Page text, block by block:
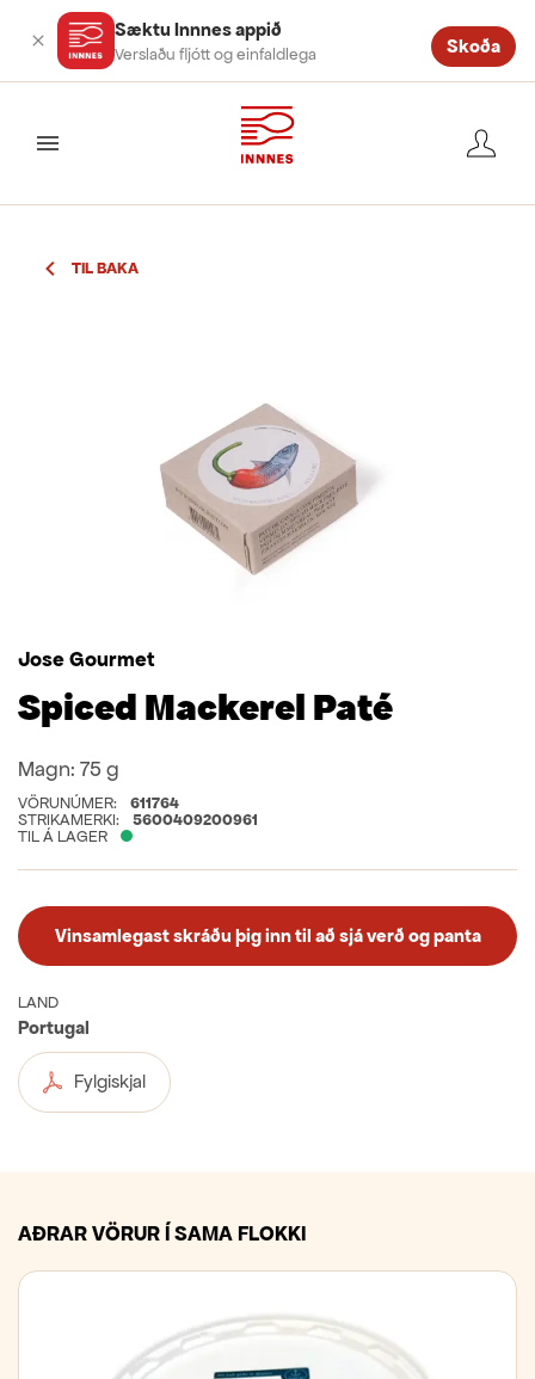
Sæktu Innnes appið
Verslaðu fljótt og einfaldlega Skoða
valmynd
TIL BAKA
Jose Gourmet
Spiced Mackerel Paté
Magn: 75 g
VÖRUNÚMER:
611764
STRIKAMERKI:
5600409200961
TIL Á LAGER
Vinsamlegast skráðu þig inn til að sjá verð og panta
LAND
Portugal
Fylgiskjal
AÐRAR VÖRUR Í SAMA FLOKKI